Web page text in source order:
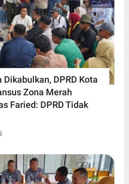
Dikabulkan, DPRD Kota
Zona Merah
Faried: DPRD Tidak